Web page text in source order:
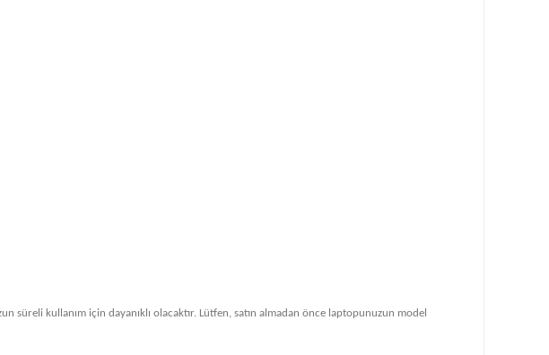
süreli kullanım için dayanıklı olacaktır. Lütfen, satın almadan önce laptopunuzun model